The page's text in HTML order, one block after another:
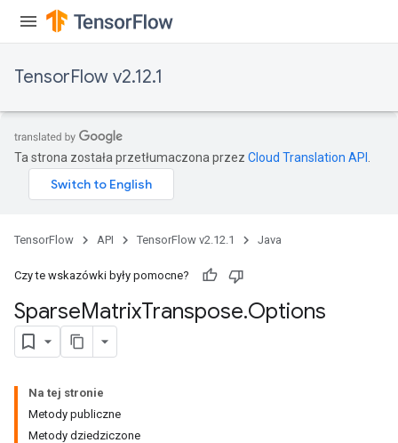
TensorFlow v2.12.1
Ta strona została przetłumaczona przez Cloud Translation API
TensorFlow API TensorFlow v2.12.1 Java
Czy te wskazówki były pomocne?
SparseMatrixTranspose.Options
Na tej stronie
Metody publiczne
Metody dziedziczone